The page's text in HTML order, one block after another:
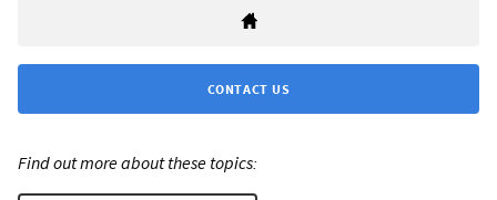
CONTACT US
Find out more about these topics: